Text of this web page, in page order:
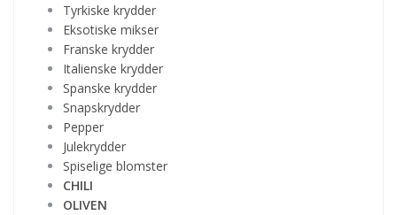
Tyrkiske krydder
Eksotiske mikser
Franske krydder
Italienske krydder
Spanske krydder
Snapskrydder
Pepper
Julekrydder
Spiselige blomster
CHILI
OLIVEN